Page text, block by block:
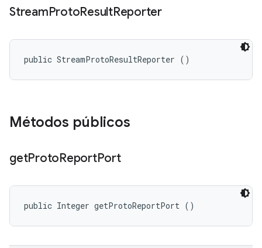
StreamProtoResultReporter
public StreamProtoResultReporter ()
Métodos públicos
getProtoReportPort
public Integer getProtoReportPort ()